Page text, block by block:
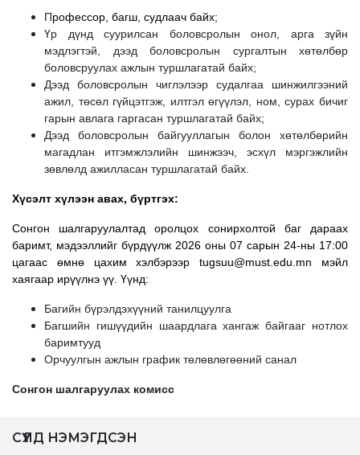
Профессор, багш, судлаач байх;
Үр дүнд суурилсан боловсролын онол, арга зүйн
мэдлэгтэй, дээд боловсролын сургалтын хөтөлбөр
боловсруулах ажлын туршлагатай байх;
Дээд боловсролын чиглэлээр судалгаа шинжилгээний
ажил, төсөл гүйцэтгэж, илтгэл өгүүлэл, ном, сурах бичиг
гарын авлага гаргасан туршлагатай байх;
Дээд боловсролын байгууллагын болон хөтөлбөрийн
магадлан итгэмжлэлийн шинжээч, эсхүл мэргэжлийн
зөвлөлд ажилласан туршлагатай байх.
Хүсэлт хүлээн авах, бүртгэх:
Сонгон шалгаруулалтад оролцох сонирхолтой баг дараах
баримт, мэдээллийг бүрдүүлж 2026 оны 07 сарын 24-ны 17:00
цагаас өмнө цахим хэлбэрээрtugsuu@must.edu.mn мэйл
хаягаар ирүүлнэ үү. Үүнд:
Багийн бүрэлдэхүүний танилцуулга
Багшийн гишүүдийн шаардлага хангаж байгааг нотлох
баримтууд
Орчуулгын ажлын график төлөвлөгөөний санал
Сонгон шалгаруулах комисс
СҮҮЛД НЭМЭГДСЭН